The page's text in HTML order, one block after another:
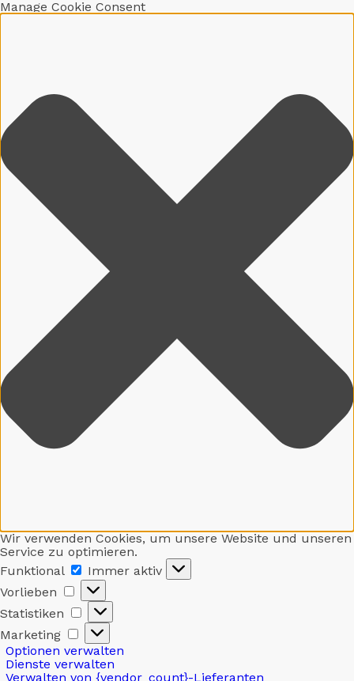
Manage Cookie Consent
Wir verwenden Cookies, um unsere Website und unseren
Service zu optimieren.
Funktional
Immer aktiv
Vorlieben
Vorlieben
Statistiken Statistiken
Marketing Marketing
Optionen verwalten
Dienste verwalten
Verwalten von {vendor_count}-Lieferanten